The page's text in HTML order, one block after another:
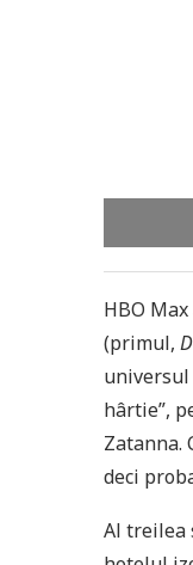
HBO
(primul,
universul
hârtie”,
Zatanna.
deci
Al treilea